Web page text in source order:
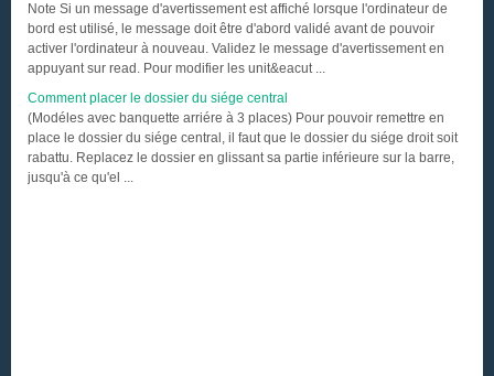
Note Si un message d'avertissement est affiché lorsque l'ordinateur de
bord est utilisé, le message doit être d'abord validé avant de pouvoir
activer l'ordinateur à nouveau. Validez le message d'avertissement en
appuyant sur read. Pour modifier les unit&eacut ...
Comment placer le dossier du siége central
(Modéles avec banquette arriére à 3 places) Pour pouvoir remettre en
place le dossier du siége central, il faut que le dossier du siége droit soit
rabattu. Replacez le dossier en glissant sa partie inférieure sur la barre,
jusqu'à ce qu'el ...